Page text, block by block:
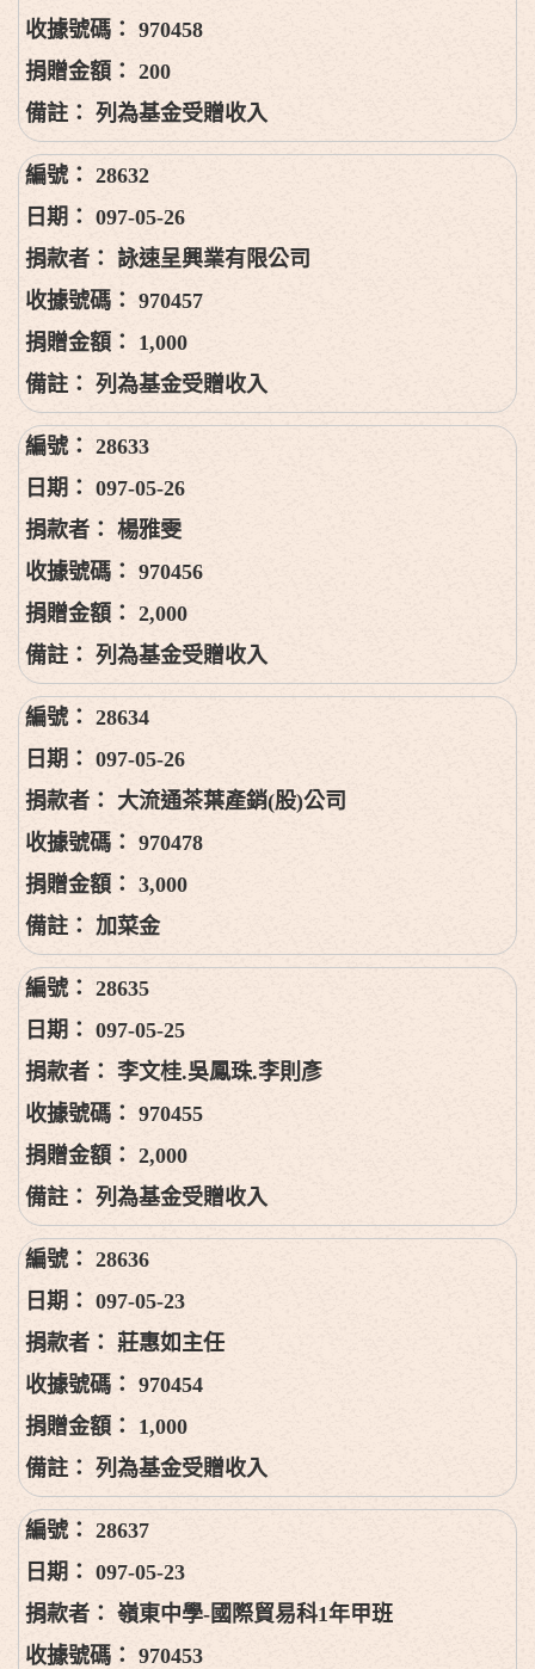
970458
200
列為基金受贈收入
28632
097-05-26
詠速呈興業有限公司
970457
1,000
列為基金受贈收入
28633
097-05-26
楊雅雯
970456
2,000
列為基金受贈收入
28634
097-05-26
大流通茶葉產銷(股)公司
970478
3,000
加菜金
28635
097-05-25
李文桂.吳鳳珠.李則彥
970455
2,000
列為基金受贈收入
28636
097-05-23
莊惠如主任
970454
1,000
列為基金受贈收入
28637
097-05-23
嶺東中學-國際貿易科1年甲班
970453